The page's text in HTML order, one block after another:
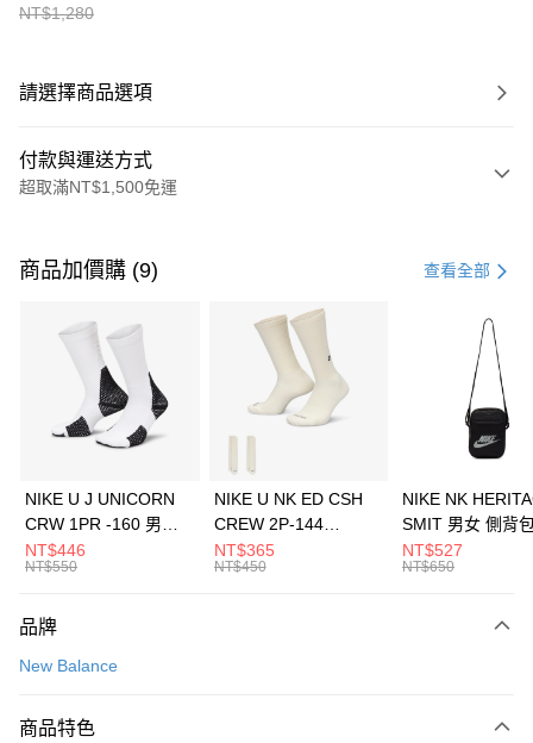
NT$1,280
請選擇商品選項
付款與運送方式
超取滿NT$1,500免運
信用卡一次付款
3 期 0 利率 每期 21家銀行
合作金庫商業銀行
第一商業銀行
華南商業銀行
彰化商業銀行
上海商業儲蓄銀行
元大商業銀行
台灣樂天信用卡公司
Apple Pay
全盈+PAY
AFTEE先享後付
【關於「AFTEE先享後付」】
便利好安心！
３．安心：先確認商品／服務後，再付款。
運送方式
每筆NT$100，滿NT$1,500(含以上)免運費
商品加價購 (9) 查看全部
NIKE U J UNICORN
CRW 1PR -160 男女
中統襪 FZ3393100
NT$446
NT$550
NIKE U NK ED CSH
CREW 2P-144
EMBRDY 男女 短統襪
FZ3073133
NT$365
NT$450
NIKE NK
SMIT 男女 側背
BA5871010
NT$527
NT$650
品牌
New Balance
商品特色